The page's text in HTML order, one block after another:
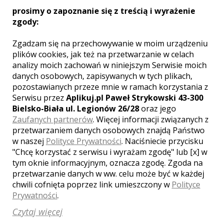
do godz. 1:00. Udostępnienie min. 100 zdjęć
na ustalonym nośniku. Plener w innym dniu.
Sprzęt
Fotografuję sprzętem marki Nikon.
Opinie o fotografie (1)
Ocena:5,00/5
Bardzo sypatczyny fotograw
prosimy o zapoznanie się z treścią i wyrażenie
zgody:
Zgadzam się na przechowywanie w moim urządzeniu
plików cookies, jak też na przetwarzanie w celach
analizy moich zachowań w niniejszym Serwisie moich
danych osobowych, zapisywanych w tych plikach,
pozostawianych przeze mnie w ramach korzystania z
Serwisu przez Aplikuj.pl Paweł Strykowski 43-300
Bielsko-Biała ul. Legionów 26/28oraz jego
Zaufanych partnerów. Więcej informacji związanych z
przetwarzaniem danych osobowych znajdą Państwo
w naszej Polityce Prywatności. Naciśniecie przycisku
"Chcę korzystać z serwisu i wyrażam zgodę" lub [x] w
tym oknie informacyjnym, oznacza zgodę. Zgoda na
przetwarzanie danych w ww. celu może być w każdej
chwili cofnięta poprzez link umieszczony w Polityce
Prywatności.
Czytaj więcej